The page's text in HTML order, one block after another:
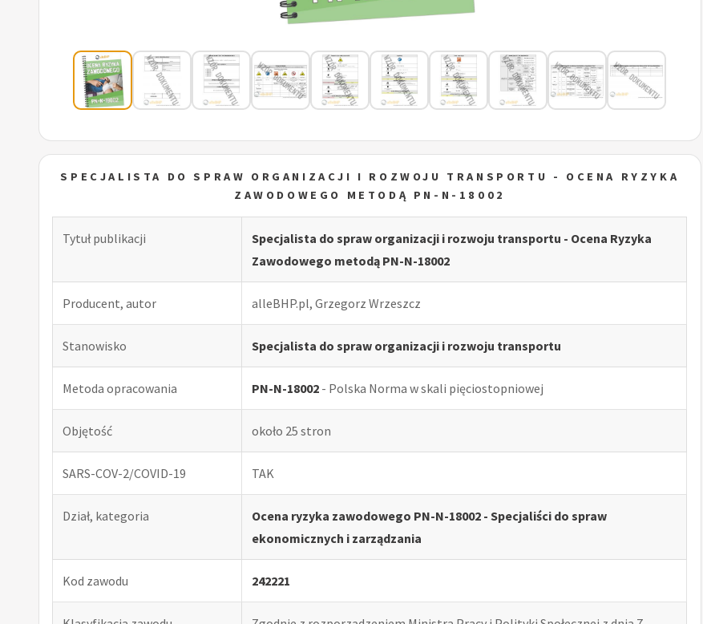
SPECJALISTA DO SPRAW ORGANIZACJI I ROZWOJU TRANSPORTU - OCENA RYZYKA
ZAWODOWEGO METODĄ PN-N-18002
Tytuł publikacji
Specjalista do spraw organizacji i rozwoju transportu - Ocena Ryzyka
Zawodowego metodą PN-N-18002
Producent, autor alleBHP.pl, Grzegorz Wrzeszcz
Stanowisko Specjalista do spraw organizacji i rozwoju transportu
Metoda opracowania PN-N-18002 - Polska Norma w skali pięciostopniowej
Objętość około 25 stron
SARS-COV-2/COVID-19 TAK
Dział, kategoria
Ocena ryzyka zawodowego PN-N-18002 - Specjaliści do spraw
ekonomicznych i zarządzania
Kod zawodu 242221